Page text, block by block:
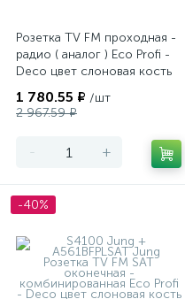
Розетка TV FM проходная -
радио ( аналог ) Eco Profi -
Deco цвет слоновая кость
1 780.55 ₽ /шт
2 967.59 ₽
- +
-40%